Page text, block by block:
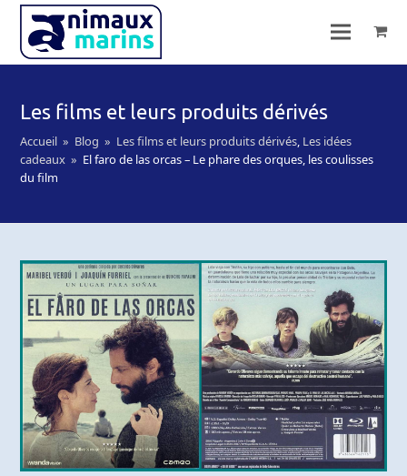
Les films et leurs produits dérivés
Accueil » Blog » Les films et leurs produits dérivés, Les idées
cadeaux » El faro de las orcas – Le phare des orques, les coulisses
du film